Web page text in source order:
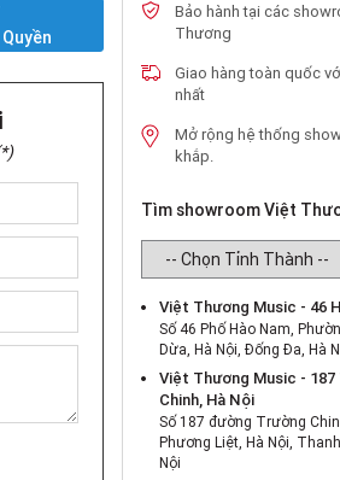
Bảo hành tại các
Thương
Giao hàng toàn quốc
nhất
Mở rộng hệ thống
khắp.
Tìm showroom Việt
Việt Thương Music - 46
Số 46 Phố Hào Nam,
Dừa, Hà Nội, Đống Đa, Hà
Việt Thương Music -
Chinh, Hà Nội
Số 187 đường Trường
Phương Liệt, Hà Nội,
Nội